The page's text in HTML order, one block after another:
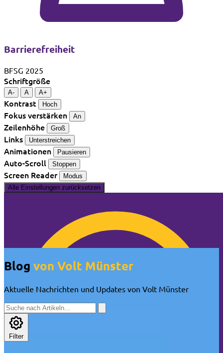
Barrierefreiheit
BFSG 2025
Schriftgröße
A- A A+
Kontrast Hoch
Fokus verstärken An
Zeilenhöhe Groß
Links Unterstreichen
Animationen Pausieren
Auto-Scroll Stoppen
Screen Reader
Modus
Alle Einstellungen zurücksetzen
🍪 Cookie-Info
Blog von Volt Münster
Aktuelle Nachrichten und Updates von Volt Münster
Filter